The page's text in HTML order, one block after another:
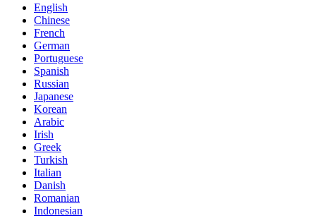
English
Chinese
French
German
Portuguese
Spanish
Russian
Japanese
Korean
Arabic
Irish
Greek
Turkish
Italian
Danish
Romanian
Indonesian